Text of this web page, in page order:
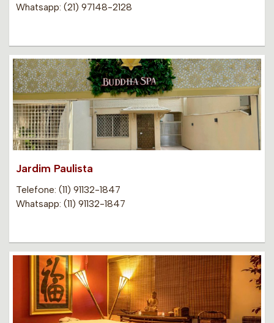
Whatsapp: (21) 97148-2128
Jardim Paulista
Telefone: (11) 91132-1847
Whatsapp: (11) 91132-1847